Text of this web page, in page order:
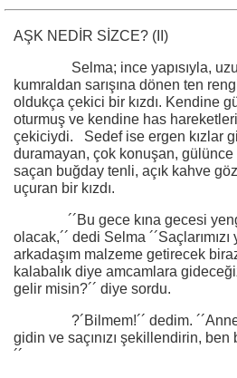
AŞK NEDİR SİZCE? (II)
Selma; ince yapısıyla,
kumraldan sarışına dönen ten
oldukça çekici bir kızdı. Kendine
oturmuş ve kendine has
çekiciydi. Sedef ise ergen kızlar
duramayan, çok konuşan, gülünce
saçan buğday tenli, açık kahve
uçuran bir kızdı.
´´Bu gece kına gecesi
olacak,´´ dedi Selma
arkadaşım malzeme getirecek
kalabalık diye amcamlara
gelir misin?´´ diye sordu.
?´Bilmem!´´ dedim.
gidin ve saçınızı şekillendirin,
´´